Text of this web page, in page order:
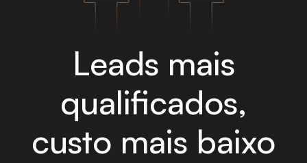
Leads mais
qualificados,
custo mais baixo